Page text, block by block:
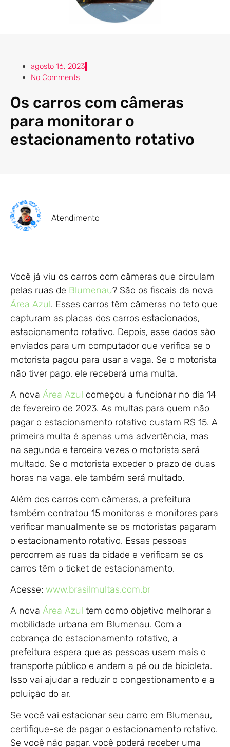
agosto 16, 2023
No Comments
Os carros com câmeras
para monitorar o
estacionamento rotativo
Atendimento
Você já viu os carros com câmeras que circulam
pelas ruas de Blumenau? São os fiscais da nova
Área Azul. Esses carros têm câmeras no teto que
capturam as placas dos carros estacionados,
estacionamento rotativo. Depois, esse dados são
enviados para um computador que verifica se o
motorista pagou para usar a vaga. Se o motorista
não tiver pago, ele receberá uma multa.
A nova Área Azul começou a funcionar no dia 14
de fevereiro de 2023. As multas para quem não
pagar o estacionamento rotativo custam R$ 15. A
primeira multa é apenas uma advertência, mas
na segunda e terceira vezes o motorista será
multado. Se o motorista exceder o prazo de duas
horas na vaga, ele também será multado.
Além dos carros com câmeras, a prefeitura
também contratou 15 monitoras e monitores para
verificar manualmente se os motoristas pagaram
o estacionamento rotativo. Essas pessoas
percorrem as ruas da cidade e verificam se os
carros têm o ticket de estacionamento.
Acesse: www.brasilmultas.com.br
A nova Área Azul tem como objetivo melhorar a
mobilidade urbana em Blumenau. Com a
cobrança do estacionamento rotativo, a
prefeitura espera que as pessoas usem mais o
transporte público e andem a pé ou de bicicleta.
Isso vai ajudar a reduzir o congestionamento e a
poluição do ar.
Se você vai estacionar seu carro em Blumenau,
certifique-se de pagar o estacionamento rotativo.
Se você não pagar, você poderá receber uma